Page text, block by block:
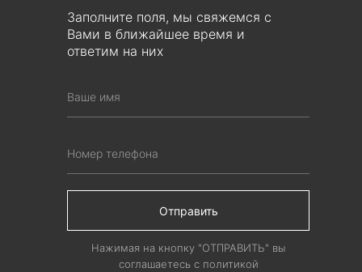
Отправить
Заполните поля, мы свяжемся с
Вами в ближайшее время и
ответим на них
Нажимая на кнопку "ОТПРАВИТЬ" вы
соглашаетесь с политикой